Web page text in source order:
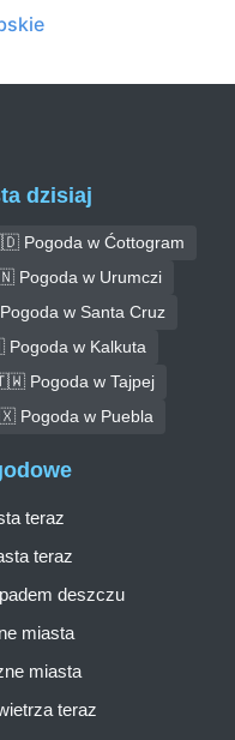
dzisiaj
Pogoda w Ćottogram
Pogoda w Urumczi
w Santa Cruz
w Kalkuta
Pogoda w Tajpej
Pogoda w Puebla
teraz
teraz
deszczu
miasta
miasta
teraz